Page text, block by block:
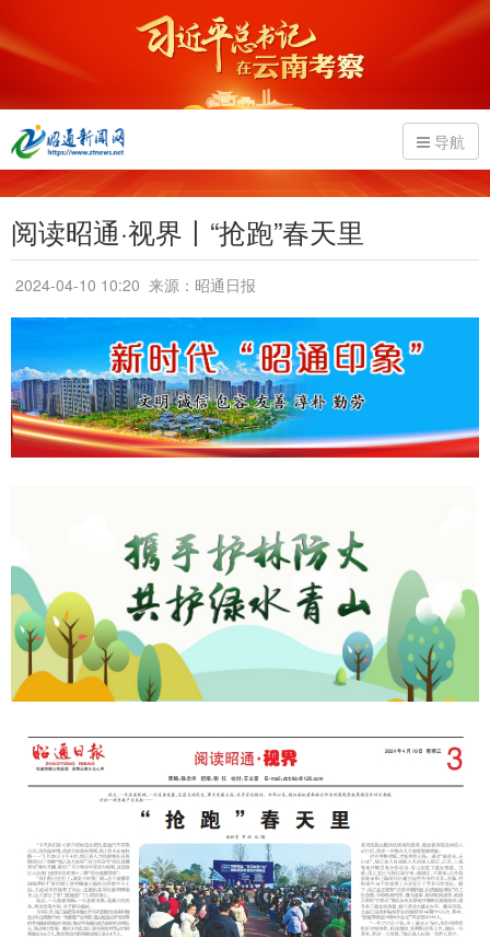
导航
阅读昭通·视界丨“抢跑”春天里
2024-04-10 10:20 来源：昭通日报